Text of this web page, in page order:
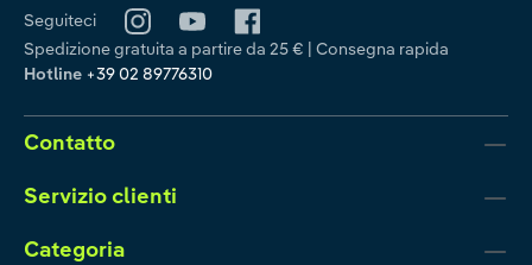
Seguiteci
Spedizione gratuita a partire da 25 € | Consegna rapida
Hotline +39 02 89776310
Contatto
Servizio clienti
Categoria